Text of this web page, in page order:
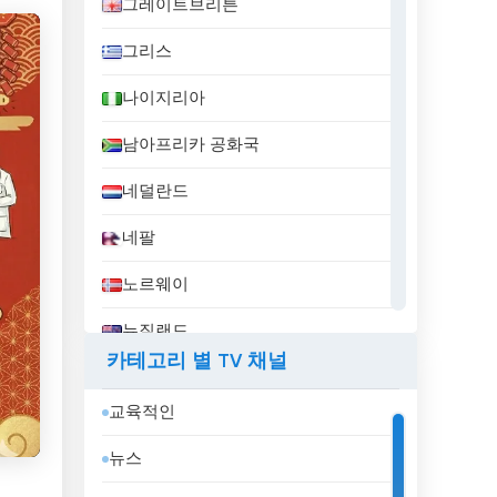
그레이트브리튼
그리스
나이지리아
남아프리카 공화국
네덜란드
네팔
노르웨이
뉴질랜드
대한민국
카테고리 별 TV 채널
교육적인
뉴스